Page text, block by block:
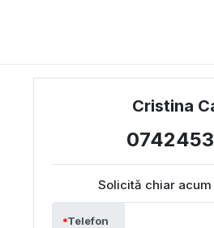
Cristina
Solicită chiar
Telefon